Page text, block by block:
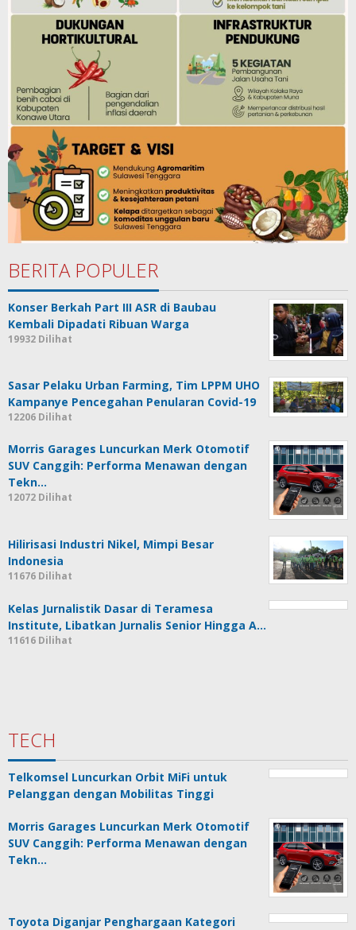
BERITA POPULER
Konser Berkah Part III ASR di Baubau
Kembali Dipadati Ribuan Warga
19932 Dilihat
Sasar Pelaku Urban Farming, Tim LPPM UHO
Kampanye Pencegahan Penularan Covid-19
12206 Dilihat
Morris Garages Luncurkan Merk Otomotif
SUV Canggih: Performa Menawan dengan
Tekn…
12072 Dilihat
Hilirisasi Industri Nikel, Mimpi Besar
Indonesia
11676 Dilihat
Kelas Jurnalistik Dasar di Teramesa
Institute, Libatkan Jurnalis Senior Hingga A…
11616 Dilihat
TECH
Telkomsel Luncurkan Orbit MiFi untuk
Pelanggan dengan Mobilitas Tinggi
Morris Garages Luncurkan Merk Otomotif
SUV Canggih: Performa Menawan dengan
Tekn…
Toyota Diganjar Penghargaan Kategori